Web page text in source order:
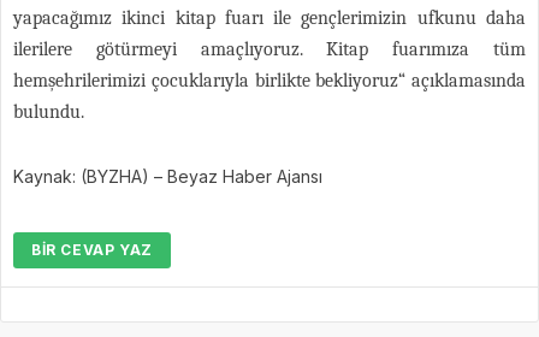
yapacağımız ikinci kitap fuarı ile gençlerimizin ufkunu daha
ilerilere götürmeyi amaçlıyoruz. Kitap fuarımıza tüm
hemşehrilerimizi çocuklarıyla birlikte bekliyoruz“ açıklamasında
bulundu.
Kaynak: (BYZHA) – Beyaz Haber Ajansı
BIR CEVAP YAZ